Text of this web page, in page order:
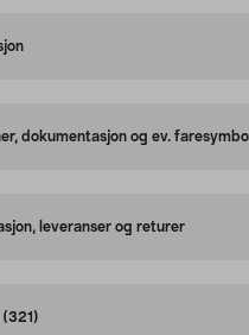
dokumentasjon og ev.
leveranser og returer
(321)